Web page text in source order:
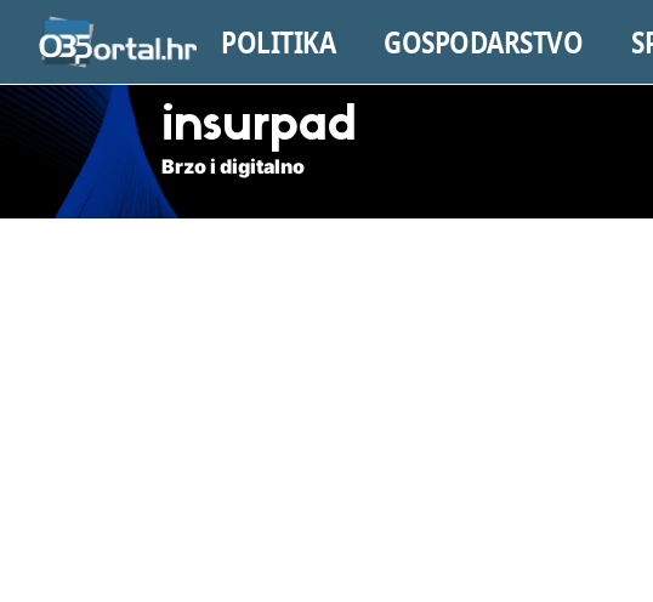
POLITIKA GOSPODARSTVO
insurpad
Brzo i digitalno